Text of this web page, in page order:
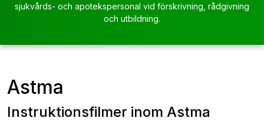
sjukvårds- och apotekspersonal vid förskrivning, rådgivning
och utbildning.
Astma
Instruktionsfilmer inom Astma